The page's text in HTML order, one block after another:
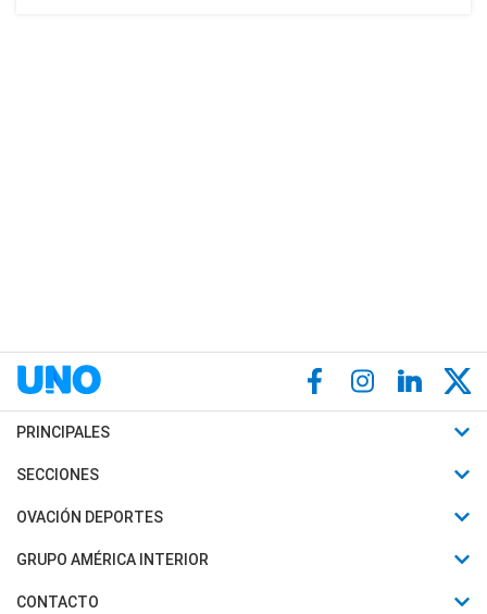
PRINCIPALES
Últimas Noticias
Política
SECCIONES
Horóscopo
Motores
OVACIÓN DEPORTES
Fútbol
Mundial
GRUPO AMÉRICA INTERIOR
Canal 7 en Vivo
CONTACTO